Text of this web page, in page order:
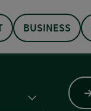
BUSINESS